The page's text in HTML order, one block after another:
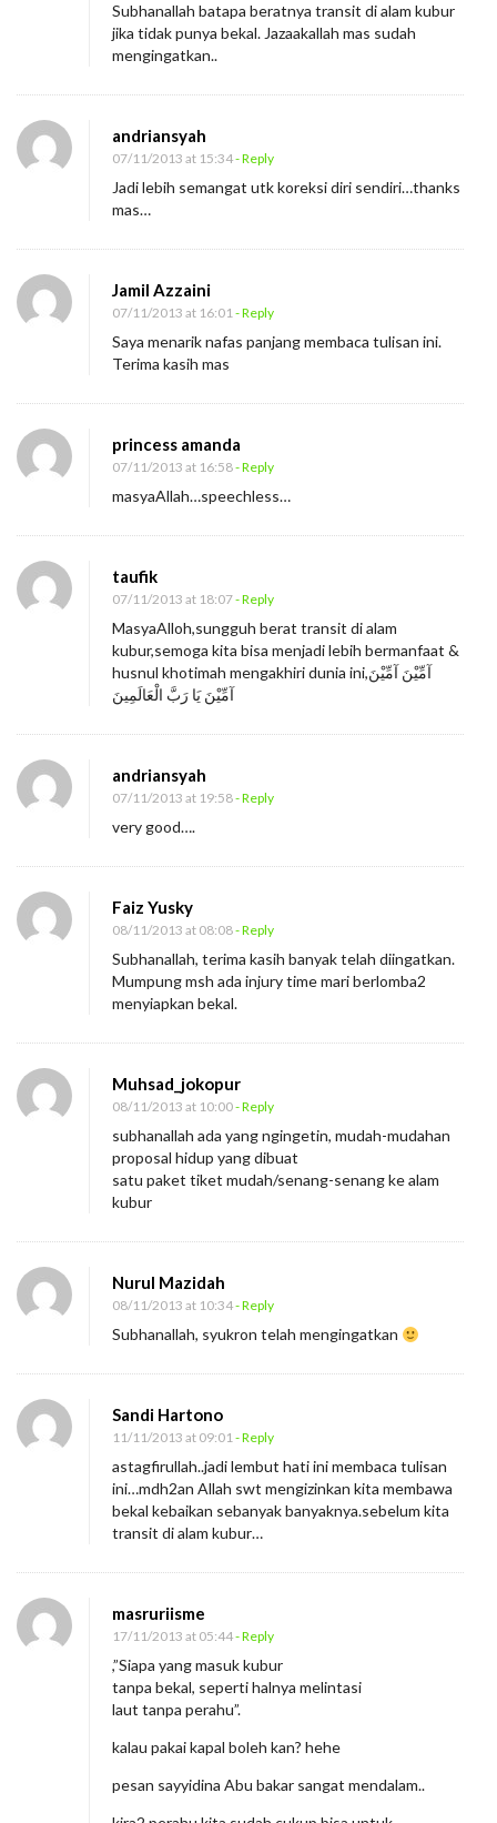
c
k
T
l
n
Subhanallah batapa beratnya transit di alam kubur
jika tidak punya bekal. Jazaakallah mas sudah
mengingatkan..
andriansyah
07/11/2013 at 15:34- Reply
Jadi lebih semangat utk koreksi diri sendiri…thanks
mas…
Jamil Azzaini
07/11/2013 at 16:01- Reply
Saya menarik nafas panjang membaca tulisan ini.
Terima kasih mas
princess amanda
07/11/2013 at 16:58- Reply
masyaAllah…speechless…
taufik
07/11/2013 at 18:07- Reply
MasyaAlloh,sungguh berat transit di alam
kubur,semoga kita bisa menjadi lebih bermanfaat &
husnul khotimah mengakhiri dunia ini,آمِّيْنَ آمِّيْنَ
آمِّيْنَ يَا رَبَّ الْعَالَمِينَ
andriansyah
07/11/2013 at 19:58- Reply
very good….
Faiz Yusky
08/11/2013 at 08:08- Reply
Subhanallah, terima kasih banyak telah diingatkan.
Mumpung msh ada injury time mari berlomba2
menyiapkan bekal.
Muhsad_jokopur
08/11/2013 at 10:00- Reply
subhanallah ada yang ngingetin, mudah-mudahan
proposal hidup yang dibuat
satu paket tiket mudah/senang-senang ke alam
kubur
Nurul Mazidah
08/11/2013 at 10:34- Reply
Subhanallah, syukron telah mengingatkan
Sandi Hartono
11/11/2013 at 09:01- Reply
astagfirullah..jadi lembut hati ini membaca tulisan
ini…mdh2an Allah swt mengizinkan kita membawa
bekal kebaikan sebanyak banyaknya.sebelum kita
transit di alam kubur…
masruriisme
17/11/2013 at 05:44- Reply
,”Siapa yang masuk kubur
tanpa bekal, seperti halnya melintasi
laut tanpa perahu”.
kalau pakai kapal boleh kan? hehe
pesan sayyidina Abu bakar sangat mendalam..